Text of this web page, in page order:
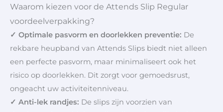
Waarom kiezen voor de Attends Slip Regular
voordeelverpakking?
✓ Optimale pasvorm en doorlekken preventie: De
rekbare heupband van Attends Slips biedt niet alleen
een perfecte pasvorm, maar minimaliseert ook het
risico op doorlekken. Dit zorgt voor gemoedsrust,
ongeacht uw activiteitenniveau.
✓ Anti-lek randjes: De slips zijn voorzien van